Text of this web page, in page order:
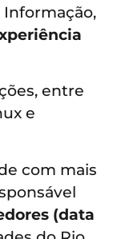
entre
e
com mais
(data